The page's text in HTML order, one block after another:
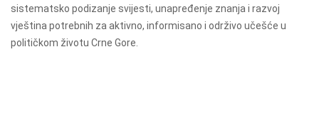
sistematsko podizanje svijesti, unapređenje znanja i razvoj
vještina potrebnih za aktivno, informisano i održivo učešće u
političkom životu Crne Gore.